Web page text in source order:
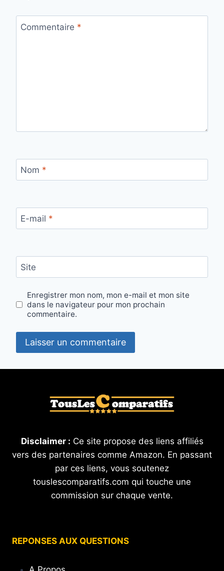
Commentaire *
Nom *
E-mail *
Site
Enregistrer mon nom, mon e-mail et mon site
dans le navigateur pour mon prochain
commentaire.
Disclaimer : Ce site propose des liens affiliés
vers des partenaires comme Amazon. En passant
par ces liens, vous soutenez
touslescomparatifs.com qui touche une
commission sur chaque vente.
REPONSES AUX QUESTIONS